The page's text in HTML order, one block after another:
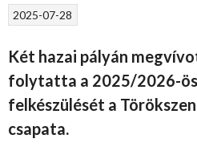
2025-07-28
Két hazai pályán
folytatta a 2025/2026-ös
felkészülését a
csapata.